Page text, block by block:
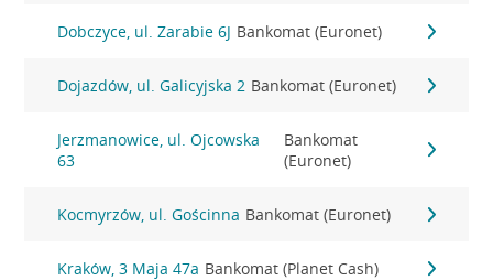
Dobczyce, ul. Zarabie 6J Bankomat (Euronet)
Dojazdów, ul. Galicyjska 2 Bankomat (Euronet)
Jerzmanowice, ul. Ojcowska
63
Bankomat
(Euronet)
Kocmyrzów, ul. Gościnna Bankomat (Euronet)
Kraków, 3 Maja 47a Bankomat (Planet Cash)